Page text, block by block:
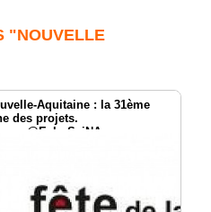
"NOUVELLE
Aquitaine : la 31ème
des projets.
@EchoSciNA